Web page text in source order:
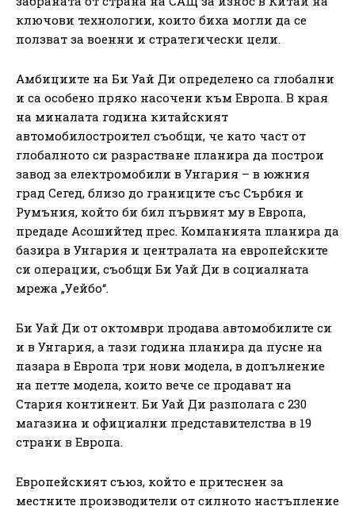
ключови технологии, които биха могли да се
ползват за военни и стратегически цели.
Амбициите на Би Уай Ди определено са глобални
и са особено пряко насочени към Европа. В края
на миналата година китайският
автомобилостроител съобщи, че като част от
глобалното си разрастване планира да построи
завод за електромобили в Унгария – в южния
град Сегед, близо до границите със Сърбия и
Румъния, който би бил първият му в Европа,
предаде Асошийтед прес. Компанията планира да
базира в Унгария и централата на европейските
си операции, съобщи Би Уай Ди в социалната
мрежа „Уейбо“.
Би Уай Ди от октомври продава автомобилите си
и в Унгария, а тази година планира да пусне на
пазара в Европа три нови модела, в допълнение
на петте модела, които вече се продават на
Стария континент. Би Уай Ди разполага с 230
магазина и официални представителства в 19
страни в Европа.
Европейският съюз, който е притеснен за
местните производители от силното настъпление